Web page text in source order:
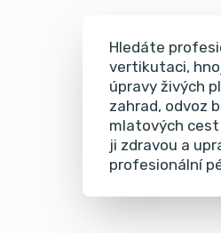
Hledáte
vertikutaci,
úpravy živých
zahrad, odvoz
mlatových cest
ji zdravou a
profesionální